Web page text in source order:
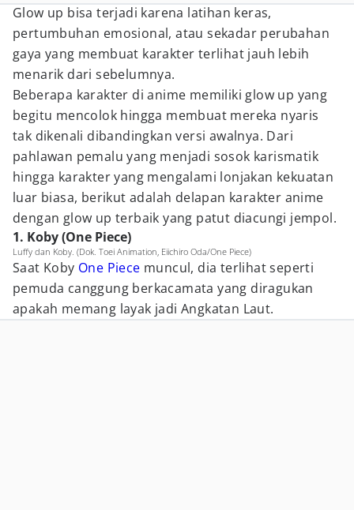
Glow up bisa terjadi karena latihan keras,
pertumbuhan emosional, atau sekadar perubahan
gaya yang membuat karakter terlihat jauh lebih
menarik dari sebelumnya.
Beberapa karakter di anime memiliki glow up yang
begitu mencolok hingga membuat mereka nyaris
tak dikenali dibandingkan versi awalnya. Dari
pahlawan pemalu yang menjadi sosok karismatik
hingga karakter yang mengalami lonjakan kekuatan
luar biasa, berikut adalah delapan karakter anime
dengan glow up terbaik yang patut diacungi jempol.
1. Koby (One Piece)
Luffy dan Koby. (Dok. Toei Animation, Eiichiro Oda/One Piece)
Saat Koby One Piece muncul, dia terlihat seperti
pemuda canggung berkacamata yang diragukan
apakah memang layak jadi Angkatan Laut.